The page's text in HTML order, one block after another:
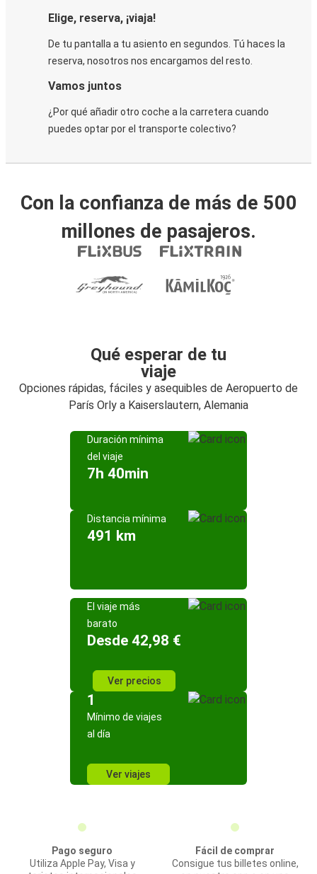
Elige, reserva, ¡viaja!
De tu pantalla a tu asiento en segundos. Tú haces la
reserva, nosotros nos encargamos del resto.
Vamos juntos
¿Por qué añadir otro coche a la carretera cuando
puedes optar por el transporte colectivo?
Con la confianza de más de 500
millones de pasajeros.
Qué esperar de tu
viaje
Opciones rápidas, fáciles y asequibles de Aeropuerto de
París Orly a Kaiserslautern, Alemania
Duración mínima
del viaje
7h 40min
Distancia mínima
491 km
El viaje más
barato
Desde 42,98 €
Ver precios
1
Mínimo de viajes
al día
Ver viajes
Pago seguro
Utiliza Apple Pay, Visa y
Fácil de comprar
Consigue tus billetes online,